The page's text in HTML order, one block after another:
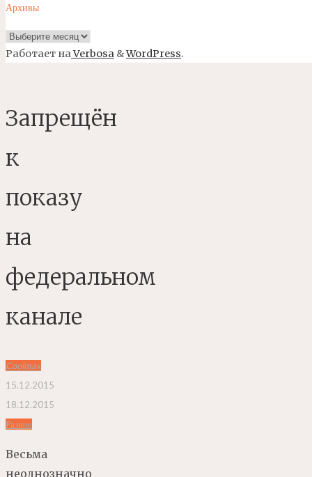
Архивы
Архивы
Работает наVerbosa &WordPress.
Запрещён
к
показу
на
федеральном
канале
Coolmax
15.12.2015
18.12.2015
Разное
Весьма
неоднозначно